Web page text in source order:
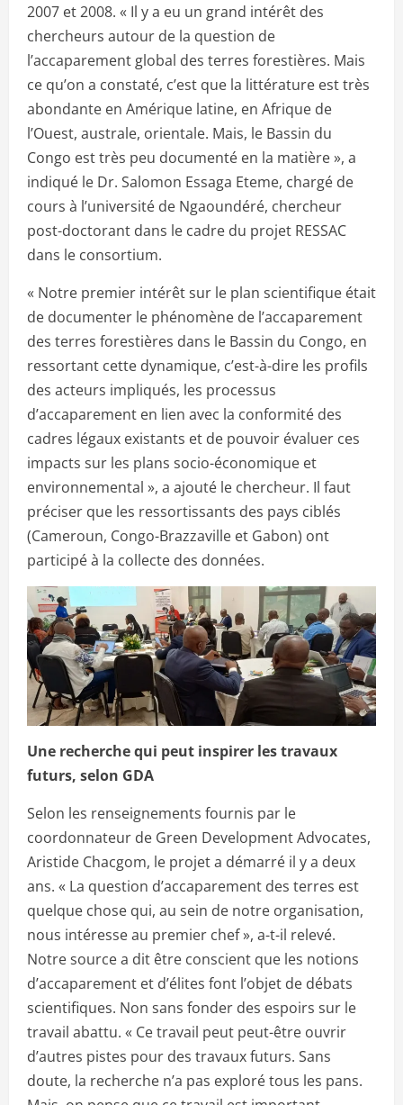
2007 et 2008. « Il y a eu un grand intérêt des
chercheurs autour de la question de
l’accaparement global des terres forestières. Mais
ce qu’on a constaté, c’est que la littérature est très
abondante en Amérique latine, en Afrique de
l’Ouest, australe, orientale. Mais, le Bassin du
Congo est très peu documenté en la matière », a
indiqué le Dr. Salomon Essaga Eteme, chargé de
cours à l’université de Ngaoundéré, chercheur
post-doctorant dans le cadre du projet RESSAC
dans le consortium.
« Notre premier intérêt sur le plan scientifique était
de documenter le phénomène de l’accaparement
des terres forestières dans le Bassin du Congo, en
ressortant cette dynamique, c’est-à-dire les profils
des acteurs impliqués, les processus
d’accaparement en lien avec la conformité des
cadres légaux existants et de pouvoir évaluer ces
impacts sur les plans socio-économique et
environnemental », a ajouté le chercheur. Il faut
préciser que les ressortissants des pays ciblés
(Cameroun, Congo-Brazzaville et Gabon) ont
participé à la collecte des données.
Une recherche qui peut inspirer les travaux
futurs, selon GDA
Selon les renseignements fournis par le
coordonnateur de Green Development Advocates,
Aristide Chacgom, le projet a démarré il y a deux
ans. « La question d’accaparement des terres est
quelque chose qui, au sein de notre organisation,
nous intéresse au premier chef », a-t-il relevé.
Notre source a dit être conscient que les notions
d’accaparement et d’élites font l’objet de débats
scientifiques. Non sans fonder des espoirs sur le
travail abattu. « Ce travail peut peut-être ouvrir
d’autres pistes pour des travaux futurs. Sans
doute, la recherche n’a pas exploré tous les pans.